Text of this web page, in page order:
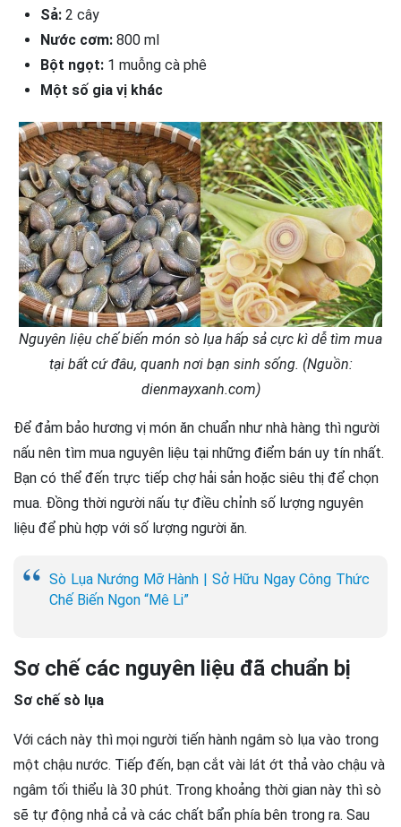
Sả: 2 cây
Nước cơm: 800 ml
Bột ngọt: 1 muỗng cà phê
Một số gia vị khác
Nguyên liệu chế biến món sò lụa hấp sả cực kì dễ tìm mua
tại bất cứ đâu, quanh nơi bạn sinh sống. (Nguồn:
dienmayxanh.com)
Để đảm bảo hương vị món ăn chuẩn như nhà hàng thì người
nấu nên tìm mua nguyên liệu tại những điểm bán uy tín nhất.
Bạn có thể đến trực tiếp chợ hải sản hoặc siêu thị để chọn
mua. Đồng thời người nấu tự điều chỉnh số lượng nguyên
liệu để phù hợp với số lượng người ăn.
Sò Lụa Nướng Mỡ Hành | Sở Hữu Ngay Công Thức
Chế Biến Ngon “Mê Li”
Sơ chế các nguyên liệu đã chuẩn bị
Sơ chế sò lụa
Với cách này thì mọi người tiến hành ngâm sò lụa vào trong
một chậu nước. Tiếp đến, bạn cắt vài lát ớt thả vào chậu và
ngâm tối thiểu là 30 phút. Trong khoảng thời gian này thì sò
sẽ tự động nhả cả và các chất bẩn phía bên trong ra. Sau